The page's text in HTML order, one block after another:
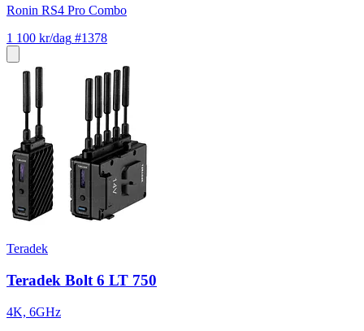
Ronin RS4 Pro Combo
1 100 kr/dag #1378
Teradek
Teradek Bolt 6 LT 750
4K, 6GHz